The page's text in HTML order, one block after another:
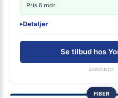
Pris 6 mdr.
▸Detaljer
Forsendelse 99 kr.Se tilbud hos
ANNONCE
FIBER